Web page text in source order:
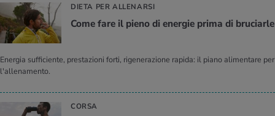
DIETA PER ALLENARSI
Come fare il pieno di ener­gie prima di bru­ciar­le
Energia sufficiente, prestazioni forti, rigenerazione rapida: il piano alimentare per
l'allenamento.
CORSA